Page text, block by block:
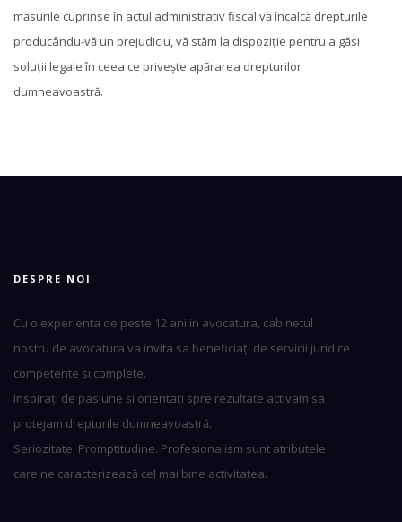
măsurile cuprinse în actul administrativ fiscal vă încalcă drepturile
producându-vă un prejudiciu, vă stăm la dispoziție pentru a găsi
soluții legale în ceea ce privește apărarea drepturilor
dumneavoastră.
DESPRE NOI
Cu o experienta de peste 12 ani in avocatura, cabinetul
nostru de avocatura va invita sa beneficiați de servicii juridice
competente si complete.
Inspirați de pasiune si orientați spre rezultate activam sa
protejam drepturile dumneavoastră.
Seriozitate. Promptitudine. Profesionalism sunt atributele
care ne caracterizează cel mai bine activitatea.